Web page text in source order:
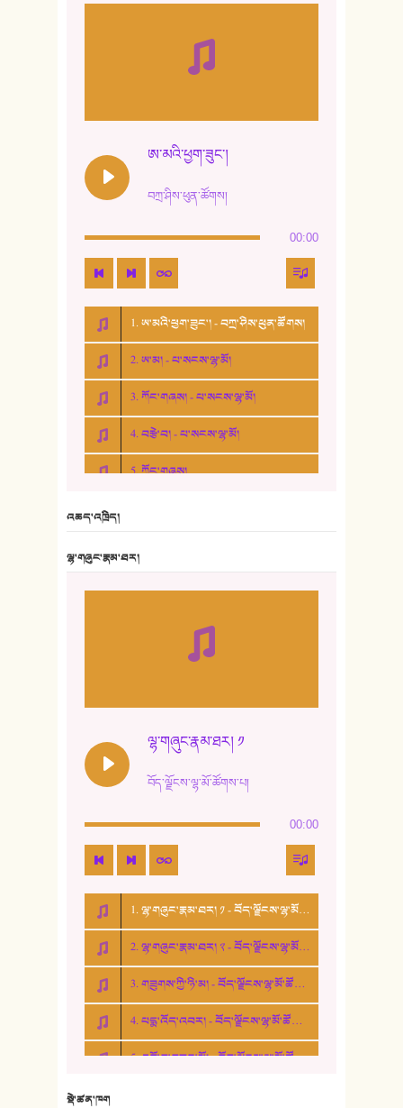
ཨ་མའི་ཕྱག་ཟུང་།
བཀྲ་ཤིས་ཕུན་ཚོགས།
00:00
1. ཨ་མའི་ཕྱག་ཟུང་། - བཀྲ་ཤིས་ཕུན་ཚོགས།
2. ཨ་མ། - པ་སངས་ལྷ་མོ།
3. ཀོང་གཞས། - པ་སངས་ལྷ་མོ།
4. བརྩེ་བ། - པ་སངས་ལྷ་མོ།
5. ཀོང་གཞས།
10. ཆང་གཞས། ༣
15. ཤམ་པ་ལ་ཡི་སྲས་མོ།
16. ལྷ་བུ་དར་བུ།
17. ང་བོད་པ་ཡིན། - ཕུར་བུ་རྣམ་རྒྱལ།
18. ང་ལ་བྱམས་པའི་ཨ་མ།
19. ཆ་རྐྱེན་མེད་པའི་སེམས།
20. བསྟན་རྒྱས་གླིང་།
འཆད་འཁྲིད།
ལྷ་གཞུང་རྣམ་ཐར།
ལྷ་གཞུང་རྣམ་ཐར། ༡
བོད་ལྗོངས་ལྷ་མོ་ཚོགས་པ།
00:00
1. ལྷ་གཞུང་རྣམ་ཐར། ༡ - བོད་ལྗོངས་ལྷ་མོ་ཚོགས་པ།
2. ལྷ་གཞུང་རྣམ་ཐར། ༢ - བོད་ལྗོངས་ལྷ་མོ་ཚོགས་པ།
3. གཟུགས་ཀྱི་ཉི་མ། - བོད་ལྗོངས་ལྷ་མོ་ཚོགས་པ།
4. པདྨ་འོད་འབར། - བོད་ལྗོངས་ལྷ་མོ་ཚོགས་པ།
5. འགྲོ་བ་བཟང་མོ། - བོད་ལྗོངས་ལྷ་མོ་ཚོགས་པ།
སྡེ་ཚན་ཁག